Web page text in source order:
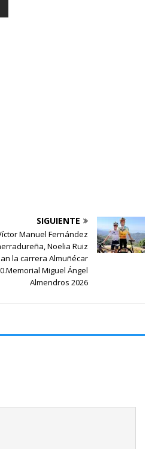
SIGUIENTE
Manuel Fernández
Noelia Ruiz
la carrera Almuñécar
Miguel Ángel
Almendros 2026